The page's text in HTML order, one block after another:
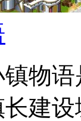
物
建